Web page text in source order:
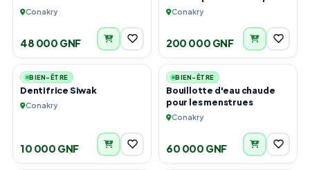
Conakry
48 000 GNF
Conakry
200 000 GNF
4
BIEN-ÊTRE
Dentifrice Siwak
Conakry
10 000 GNF
3
BIEN-ÊTRE
Bouillotte d'eau chaude
pour les menstrues
Conakry
60 000 GNF
5 6